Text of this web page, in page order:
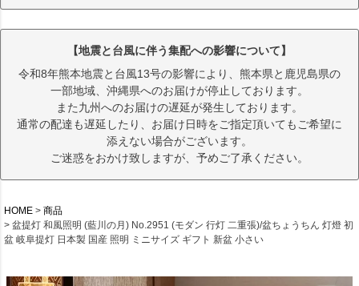
【地震と台風に伴う集配への影響について】
令和8年熊本地震と台風13号の影響により、熊本県と鹿児島県の
一部地域、沖縄県へのお届けが停止しております。
また九州へのお届けの遅延が発生しております。
通常の配達も遅延したり、お届け日時をご指定頂いてもご希望に
添えない場合がございます。
ご迷惑をおかけ致しますが、予めご了承ください。
HOME
商品
盆提灯 和風照明 (藍川の月) No.2951 (モダン 行灯 二重張)/盆ちょうちん 灯燈 初
盆 岐阜提灯 日本製 国産 照明 ミニサイズ ギフト 新盆 小さい